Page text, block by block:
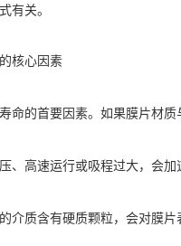
有关。
核心因素
命的首要因素。如果膜片材
、高速运行或吸程过大，会加
介质含有硬质颗粒，会对膜片